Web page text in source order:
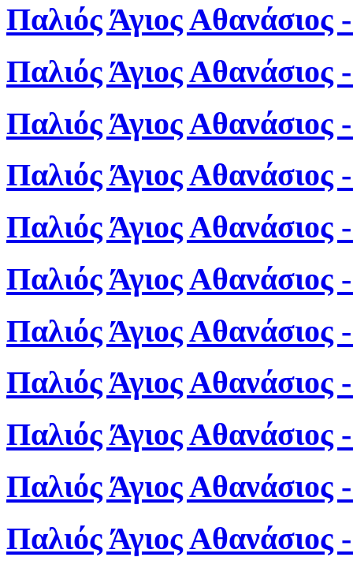
Παλιός Άγιος Αθανάσιος
Παλιός Άγιος Αθανάσιος
Παλιός Άγιος Αθανάσιος
Παλιός Άγιος Αθανάσιος
Παλιός Άγιος Αθανάσιος
Παλιός Άγιος Αθανάσιος
Παλιός Άγιος Αθανάσιος
Παλιός Άγιος Αθανάσιος
Παλιός Άγιος Αθανάσιος
Παλιός Άγιος
Παλιός Άγιος